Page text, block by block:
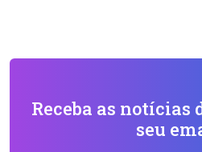
Receba as
seu